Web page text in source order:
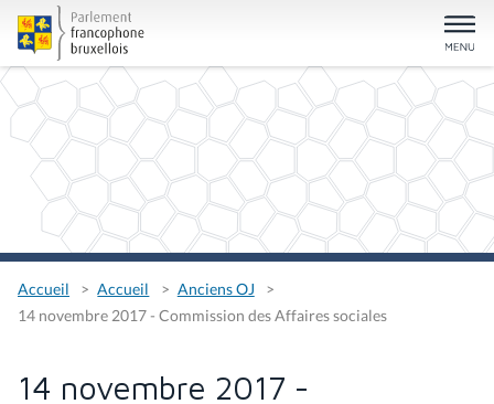
Accueil Accueil
Anciens OJ
14 novembre 2017 - Commission des Affaires sociales
14 novembre 2017 -